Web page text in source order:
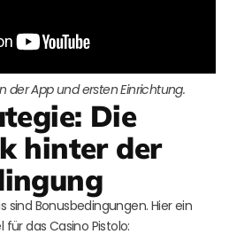
der App und ersten Einrichtung.
Die
hinter der
sind Bonusbedingungen. Hier ein
das Casino Pistolo: